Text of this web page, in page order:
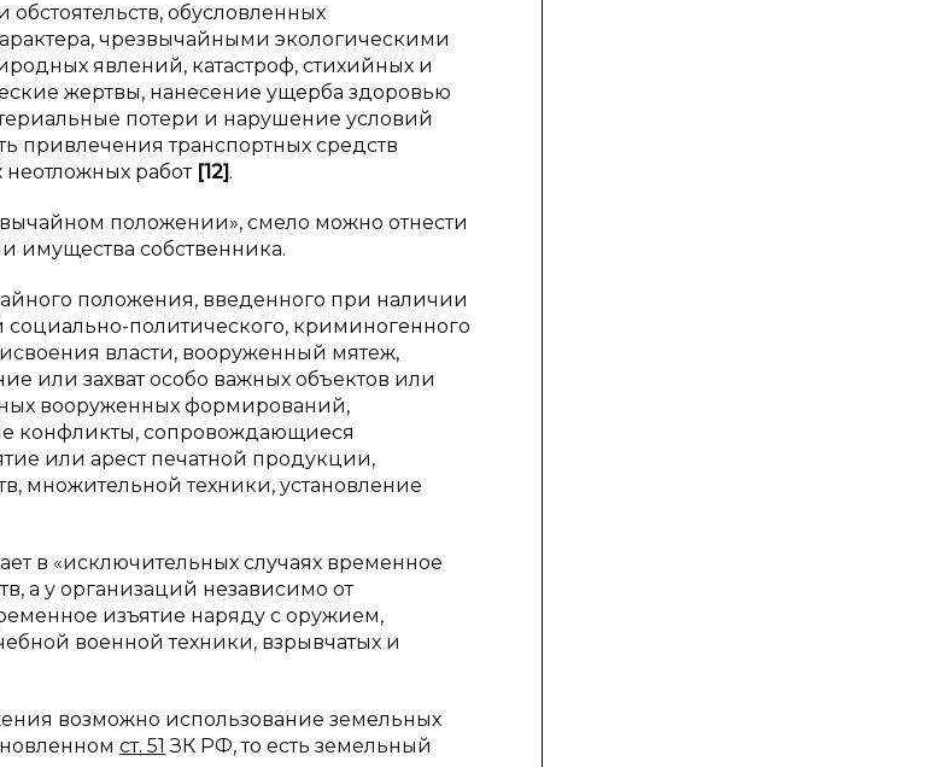
обусловленных
чрезвычайными экологическими
явлений, катастроф, стихийных и
жертвы, нанесение ущерба здоровью
потери и нарушение условий
привлечения транспортных средств
работ [12].
положении», смело можно отнести
собственника.
положения, введенного при наличии
политического, криминогенного
власти, вооруженный мятеж,
или захват особо важных объектов или
вооруженных формирований,
конфликты, сопровождающиеся
или арест печатной продукции,
множительной техники, установление
в «исключительных случаях временное
а у организаций независимо от
изъятие наряду с оружием,
военной техники, взрывчатых и
возможно использование земельных
ст. 51 ЗК РФ, то есть земельный